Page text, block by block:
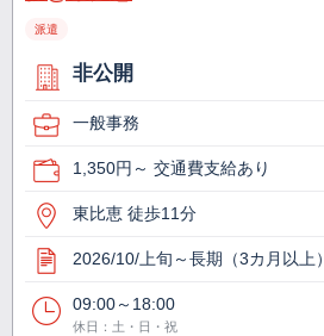
派遣
非公開
一般事務
1,350円～ 交通費支給あり
東比恵 徒歩11分
2026/10/上旬～長期（3カ月以上）
09:00～18:00
休日：土・日・祝